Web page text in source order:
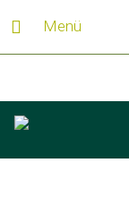
Menü